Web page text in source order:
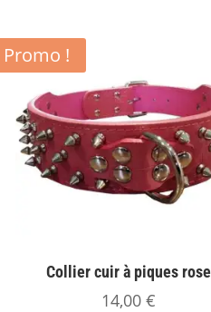
Promo !
Collier cuir à piques rose
14,00 €